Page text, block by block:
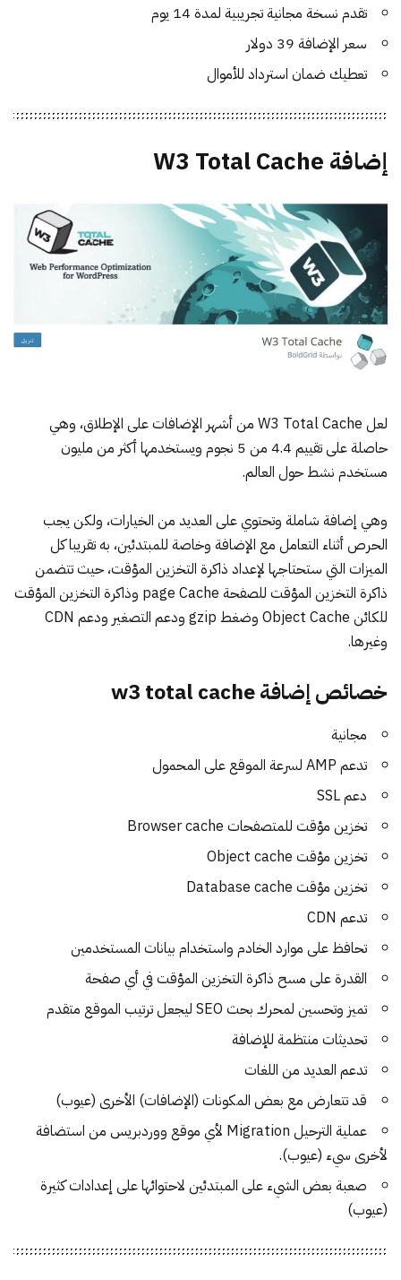
تقدم نسخة مجانية تجريبية لمدة 14 يوم
سعر الإضافة 39 دولار
تعطيك ضمان استرداد للأموال
إضافة W3 Total Cache
لعل W3 Total Cache من أشهر الإضافات على الإطلاق، وهي
حاصلة على تقييم 4.4 من 5 نجوم ويستخدمها أكثر من مليون
مستخدم نشط حول العالم.
وهي إضافة شاملة وتحتوي على العديد من الخيارات، ولكن يجب
الحرص أثناء التعامل مع الإضافة وخاصة للمبتدئين، به تقريبا كل
الميزات التي ستحتاجها لإعداد ذاكرة التخزين المؤقت، حيث تتضمن
ذاكرة التخزين المؤقت للصفحة page Cache وذاكرة التخزين المؤقت
للكائن Object Cache وضغط gzip ودعم التصغير ودعم CDN
وغيرها.
خصائص إضافة w3 total cache
مجانية
تدعم AMP لسرعة الموقع على المحمول
دعم SSL
تخزين مؤقت للمتصفحات Browser cache
تخزين مؤقت Object cache
تخزين مؤقت Database cache
تدعم CDN
تحافظ على موارد الخادم واستخدام بيانات المستخدمين
القدرة على مسح ذاكرة التخزين المؤقت في أي صفحة
تميز وتحسين لمحرك بحث SEO ليجعل ترتيب الموقع متقدم
تحديثات منتظمة للإضافة
تدعم العديد من اللغات
قد تتعارض مع بعض المكونات (الإضافات) الأخرى (عيوب)
عملية الترحيل Migration لأي موقع ووردبريس من استضافة
لأخرى سيء (عيوب).
صعبة بعض الشيء على المبتدئين لاحتوائها على إعدادات كثيرة
(عيوب)